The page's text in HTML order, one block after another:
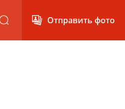
Отправить фото